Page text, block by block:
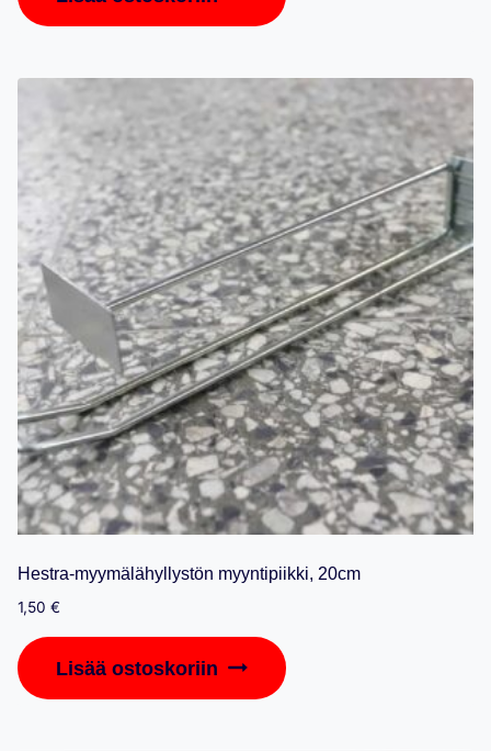
Hestra-myymälähyllystön myyntipiikki, 20cm
1,50 €
Lisää ostoskoriin